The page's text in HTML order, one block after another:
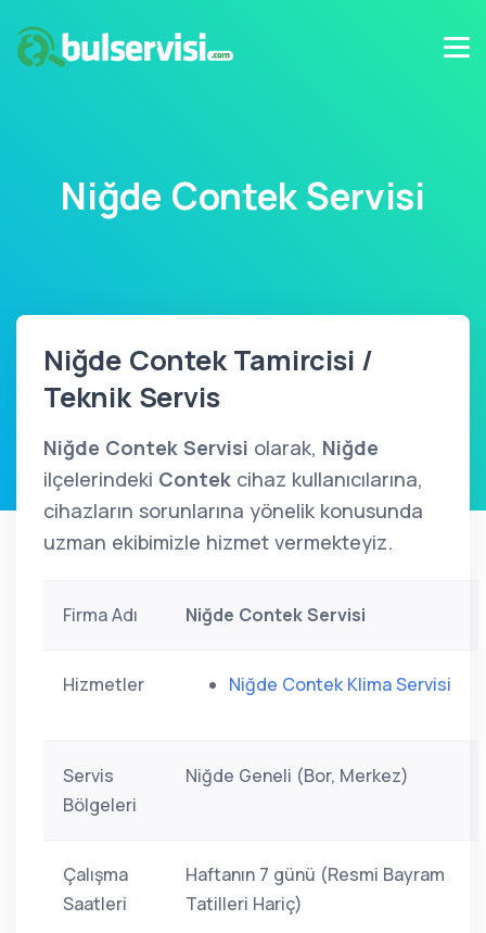
Niğde Contek Servisi
Niğde Contek Tamircisi /
Teknik Servis
Niğde Contek Servisi olarak, Niğde
ilçelerindeki Contek cihaz kullanıcılarına,
cihazların sorunlarına yönelik konusunda
uzman ekibimizle hizmet vermekteyiz.
Firma Adı Niğde Contek Servisi
Hizmetler Niğde Contek Klima Servisi
Servis
Bölgeleri
Niğde Geneli (Bor, Merkez)
Çalışma
Saatleri
Haftanın 7 günü (Resmi Bayram
Tatilleri Hariç)